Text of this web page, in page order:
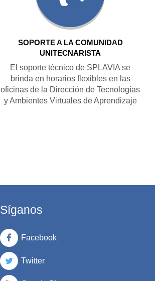
SOPORTE A LA COMUNIDAD
UNITECNARISTA
El soporte técnico de SPLAVIA se
brinda en horarios flexibles en las
oficinas de la Dirección de Tecnologías
y Ambientes Virtuales de Aprendizaje
Síganos
Facebook
Twitter